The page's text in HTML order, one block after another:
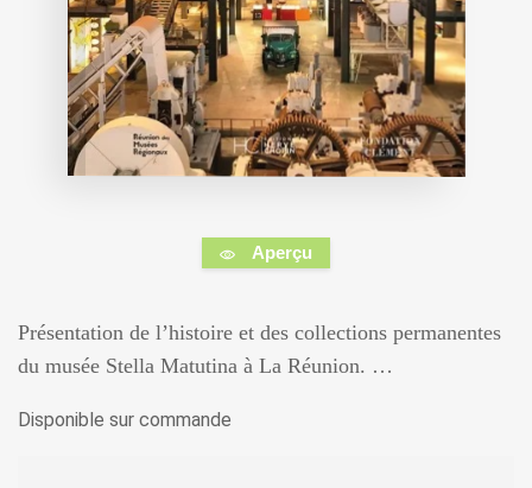
Aperçu
Présentation de l’histoire et des collections permanentes
du musée Stella Matutina à La Réunion. …
Disponible sur commande